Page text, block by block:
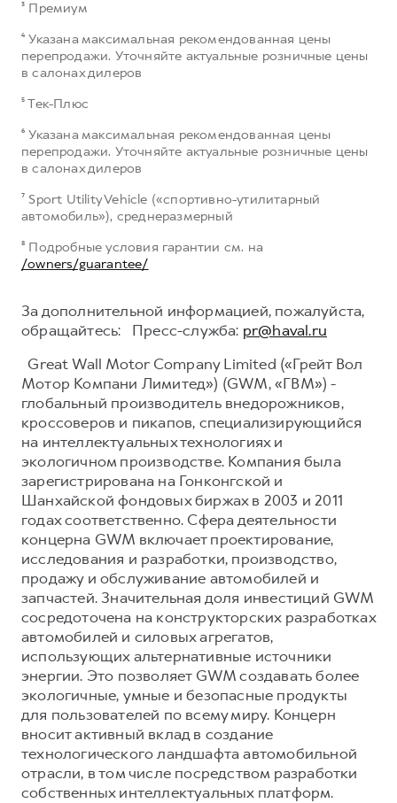
³ Премиум
⁴ Указана максимальная рекомендованная цены
перепродажи. Уточняйте актуальные розничные цены
в салонах дилеров
⁵ Тек-Плюс
⁶ Указана максимальная рекомендованная цены
перепродажи. Уточняйте актуальные розничные цены
в салонах дилеров
⁷ Sport Utility Vehicle («спортивно-утилитарный
автомобиль»), среднеразмерный
⁸ Подробные условия гарантии см. на
/owners/guarantee/
За дополнительной информацией, пожалуйста,
обращайтесь: Пресс-служба: pr@haval.ru
Great Wall Motor Company Limited («Грейт Вол
Мотор Компани Лимитед») (GWM, «ГВМ») -
глобальный производитель внедорожников,
кроссоверов и пикапов, специализирующийся
на интеллектуальных технологиях и
экологичном производстве. Компания была
зарегистрирована на Гонконгской и
Шанхайской фондовых биржах в 2003 и 2011
годах соответственно. Сфера деятельности
концерна GWM включает проектирование,
исследования и разработки, производство,
продажу и обслуживание автомобилей и
запчастей. Значительная доля инвестиций GWM
сосредоточена на конструкторских разработках
автомобилей и силовых агрегатов,
использующих альтернативные источники
энергии. Это позволяет GWM создавать более
экологичные, умные и безопасные продукты
для пользователей по всему миру. Концерн
вносит активный вклад в создание
технологического ландшафта автомобильной
отрасли, в том числе посредством разработки
собственных интеллектуальных платформ.